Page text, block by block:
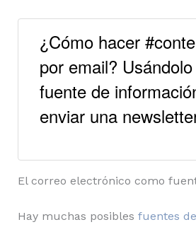
¿Cómo hacer
por email?
fuente de
enviar una
El correo electrónico como
Hay muchas posibles fuentes